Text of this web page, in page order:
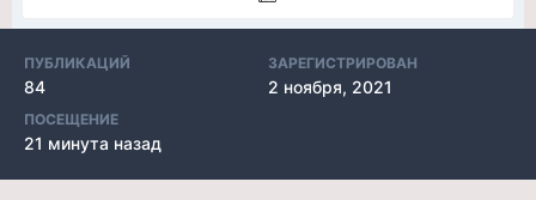
ПУБЛИКАЦИЙ
84
ЗАРЕГИСТРИРОВАН
2 ноября, 2021
ПОСЕЩЕНИЕ
21 минута назад